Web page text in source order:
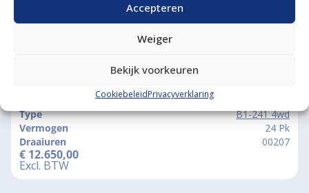
Accepteren
Weiger
Bekijk voorkeuren
CookiebeleidPrivacyverklaring
Vergelijkbare producten
KUBOTA B1-241 4WD
Type
B1-241 4wd
Vermogen
24 Pk
Draaiuren
00207
€ 12.650,00
Excl. BTW